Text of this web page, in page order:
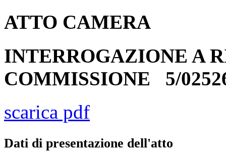
ATTO CAMERA
INTERROGAZIONE A
COMMISSIONE 5/
scarica pdf
Dati di presentazione dell'atto